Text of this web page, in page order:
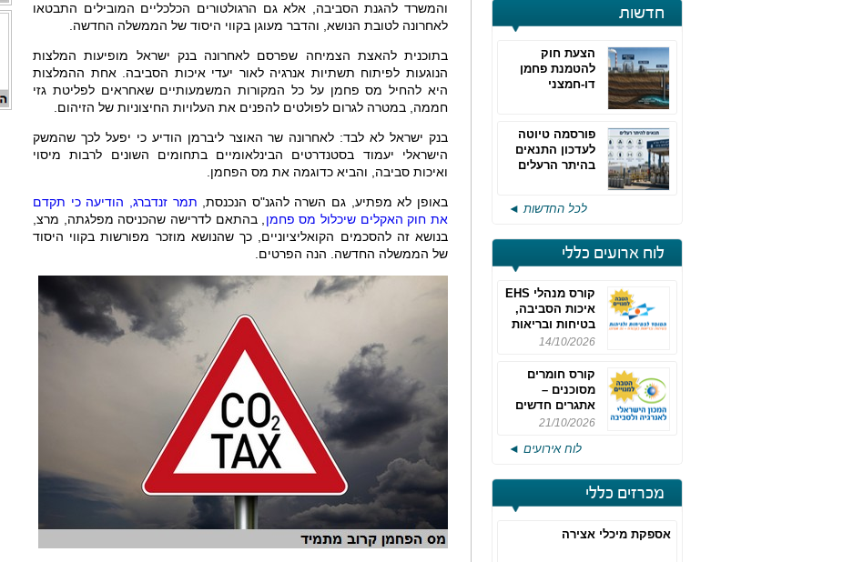
חדשות
הצעת חוק
להטמנת פחמן
דו-חמצני
פורסמה טיוטה
לעדכון התנאים
בהיתר הרעלים
לכל החדשות ◄
לוח ארועים כללי
קורס מנהלי EHS
איכות הסביבה,
בטיחות ובריאות
תעסוקתית
14/10/2026
קורס חומרים
מסוכנים –
אתגרים חדשים
והערכות לחוק
מחזור 4
21/10/2026
לוח אירועים ◄
מכרזים כללי
אספקת מיכלי אצירה
והמשרד להגנת הסביבה, אלא גם הרגולטורים הכלכליים המובילים התבטאו
לאחרונה לטובת הנושא, והדבר מעוגן בקווי היסוד של הממשלה החדשה.
בתוכנית להאצת הצמיחה שפרסם לאחרונה בנק ישראל מופיעות המלצות
הנוגעות לפיתוח תשתיות אנרגיה לאור יעדי איכות הסביבה. אחת ההמלצות
היא להחיל מס פחמן על כל המקורות המשמעותיים שאחראים לפליטת גזי
חממה, במטרה לגרום לפולטים להפנים את העלויות החיצוניות של הזיהום.
בנק ישראל לא לבד: לאחרונה שר האוצר ליברמן הודיע כי יפעל לכך שהמשק
הישראלי יעמוד בסטנדרטים הבינלאומיים בתחומים השונים לרבות מיסוי
ואיכות סביבה, והביא כדוגמה את מס הפחמן
באופן לא מפתיע, גם השרה להגנ"ס הנכנסת, תמר זנדברג, הודיעה כי תקדם
את חוק האקלים שיכלול מס פחמן , בהתאם לדרישה שהכניסה מפלגתה, מרצ,
בנושא זה להסכמים הקואליציוניים, כך שהנושא מוזכר מפורשות בקווי היסוד
של הממשלה החדשה. הנה הפרטים.